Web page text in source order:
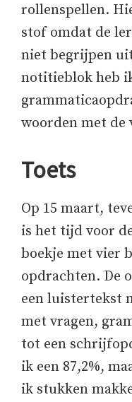
rollenspellen.
stof omdat de
niet begrijpen
notitieblok heb
woorden met
Toets
Op 15 maart,
is het tijd voor
boekje met vier
opdrachten. De
een luistertekst
met vragen,
tot een
ik een 87,2%,
ik stukken